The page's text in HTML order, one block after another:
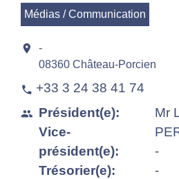
Médias / Communication
location_on
-
08360 Château-Porcien
phone +33 3 24 38 41 74
people Président(e):
Vice-
président(e):
Trésorier(e):
Mr
-
-